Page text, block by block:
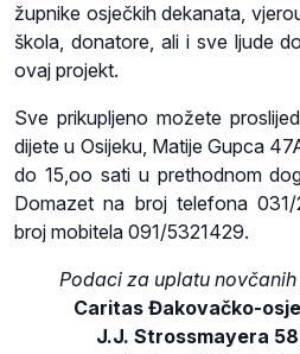
župnike osječkih dekanata,
škola, donatore, ali i sve ljude
ovaj projekt.
Sve prikupljeno možete
dijete u Osijeku, Matije Gupca
do 15,oo sati u prethodnom
Domazet na broj telefona 031/
broj mobitela 091/5321429.
Podaci za uplatu
Caritas Đakovačko-
J.J. Strossmayera